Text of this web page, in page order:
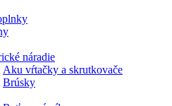
náradie
Aku vŕtačky a skrutkovače
Brúsky